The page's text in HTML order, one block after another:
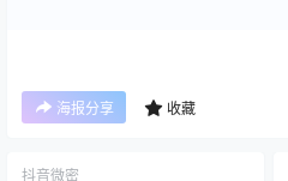
海报分享 收藏
抖音微密